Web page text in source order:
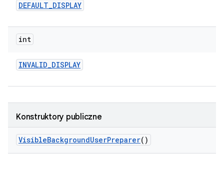
DEFAULT_DISPLAY
int
INVALID_DISPLAY
Konstruktory publiczne
VisibleBackgroundUserPreparer()